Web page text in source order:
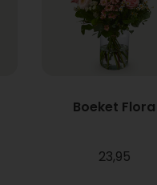
Boeket Flora
23,95